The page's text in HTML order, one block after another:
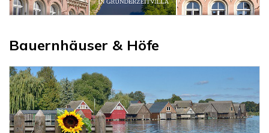
Bauernhäuser & Höfe